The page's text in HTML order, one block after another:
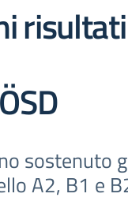
risultati
sostenuto
A2, B1 e